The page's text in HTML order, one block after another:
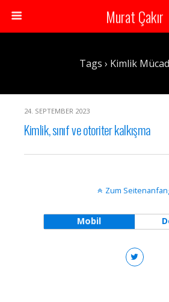
Murat Çakır
Tags › Kimlik
24. SEPTEMBER 2023
Kimlik, sınıf ve otoriter kalkışma
Zum
Mobil